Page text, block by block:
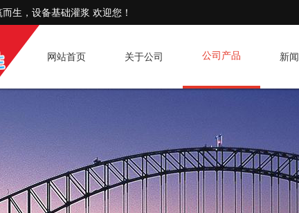
生，设备基础灌浆 欢迎您！
网站首页 关于公司 公司产品 新